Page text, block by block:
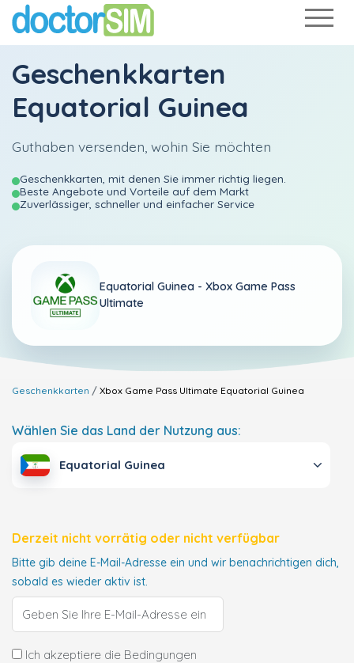
Geschenkkarten
Equatorial Guinea
Guthaben versenden, wohin Sie möchten
Geschenkkarten, mit denen Sie immer richtig liegen.
Beste Angebote und Vorteile auf dem Markt
Zuverlässiger, schneller und einfacher Service
Equatorial Guinea - Xbox Game Pass
Ultimate
Geschenkkarten Xbox Game Pass Ultimate Equatorial Guinea
Wählen Sie das Land der Nutzung aus:
Equatorial Guinea
Derzeit nicht vorrätig oder nicht verfügbar
Bitte gib deine E-Mail-Adresse ein und wir benachrichtigen dich,
sobald es wieder aktiv ist.
Ich akzeptiere die Bedingungen